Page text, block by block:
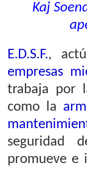
Kaj
E.D.S.F.,
empresas
trabaja por
como la
seguridad
promueve e